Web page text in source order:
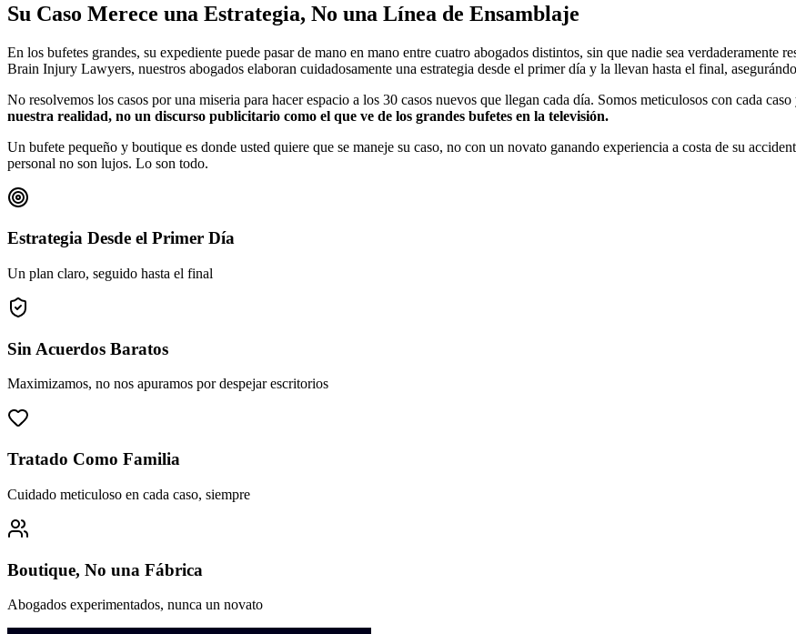
Su Caso Merece una Estrategia, No una Línea de Ensamblaje
En los bufetes grandes, su expediente puede pasar de mano en mano entre cuatro abogados distintos, sin que nadie sea verdaderamente
Brain Injury Lawyers, nuestros abogados elaboran cuidadosamente una estrategia desde el primer día y la llevan hasta el final,
No resolvemos los casos por una miseria para hacer espacio a los 30 casos nuevos que llegan cada día. Somos meticulosos con cada
nuestra realidad, no un discurso publicitario como el que ve de los grandes bufetes en la televisión.
Un bufete pequeño y boutique es donde usted quiere que se maneje su caso, no con un novato ganando experiencia a costa de su
personal no son lujos. Lo son todo.
Estrategia Desde el Primer Día
Un plan claro, seguido hasta el final
Sin Acuerdos Baratos
Maximizamos, no nos apuramos por despejar escritorios
Tratado Como Familia
Cuidado meticuloso en cada caso, siempre
Boutique, No una Fábrica
Abogados experimentados, nunca un novato